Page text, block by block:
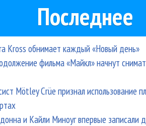
Последнее
Kross обнимает каждый «Новый день»
фильма «Майкл» начнут
Mötley Crüe признал использование
и Кайли Миноуг впервые записали